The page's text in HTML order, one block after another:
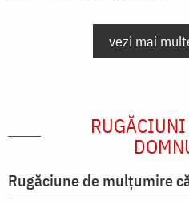
vezi mai
Rugăciune de mulţumire